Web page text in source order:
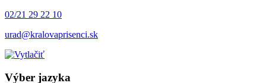
02/21 29 22 10
urad@kralovaprisenci.sk
Výber jazyka